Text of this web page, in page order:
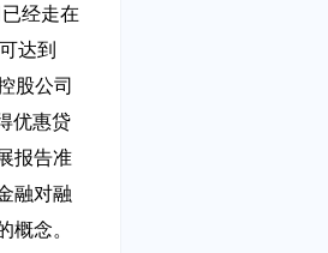
经走在
达到
股公司
优惠贷
报告准
融对融
概念。